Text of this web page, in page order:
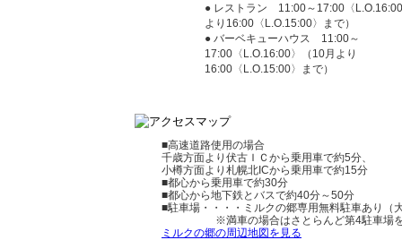
● レストラン 11:00～17:00〈
より16:00〈L.O.15:00〉まで）
● バーベキューハウス 11:00～
17:00〈L.O.16:00〉（10月より
16:00〈L.O.15:00〉まで）
■高速道路使用の場合
千歳方面より伏古ＩＣから乗用車で約5分、
小樽方面より札幌北ICから乗用車で約15分
■都心から乗用車で約30分
■都心から地下鉄とバスで約40分～50分
■駐車場・・・・ミルクの郷専用無料駐車あり（
※満車の場合はさとらんど第4駐車場を
ミルクの郷の周辺地図を見る